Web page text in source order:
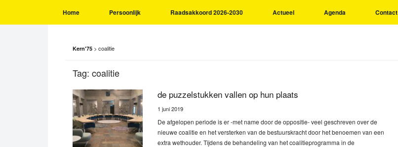
Home Persoonlijk Raadsakkoord 2026-2030 Actueel Agenda Contact
Kern'75 > coalitie
Tag: coalitie
de puzzelstukken vallen op hun plaats
1 juni 2019
De afgelopen periode is er -met name door de oppositie- veel geschreven over de
nieuwe coalitie en het versterken van de bestuurskracht door het benoemen van een
extra wethouder. Tijdens de behandeling van het coalitieprogramma in de